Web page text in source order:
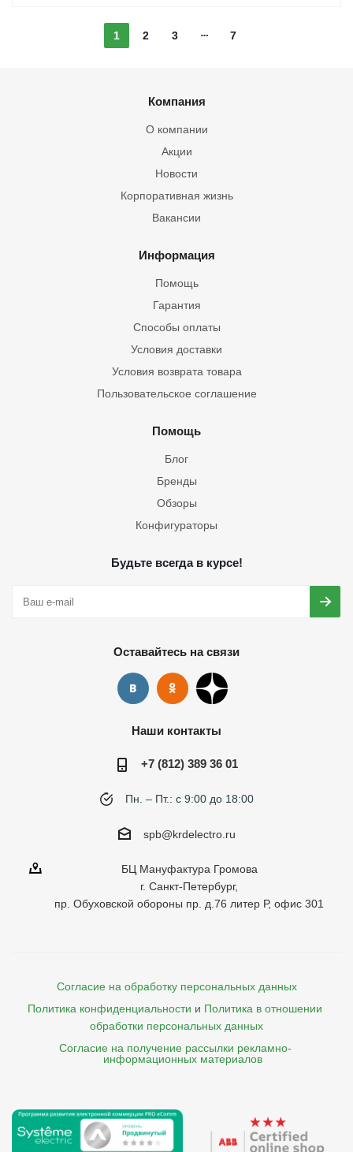
1 2 3 7
Компания
О компании
Акции
Новости
Корпоративная жизнь
Вакансии
Информация
Помощь
Гарантия
Способы оплаты
Условия доставки
Условия возврата товара
Пользовательское соглашение
Помощь
Блог
Бренды
Обзоры
Конфигураторы
Будьте всегда в курсе!
Оставайтесь на связи
Наши контакты
+7 (812) 389 36 01
Пн. – Пт.: с 9:00 до 18:00
spb@krdelectro.ru
БЦ Мануфактура Громова
г. Санкт-Петербург,
пр. Обуховской обороны пр. д.76 литер Р, офис 301
Согласие на обработку персональных данных
Политика конфиденциальности и Политика в отношении
обработки персональных данных
Согласие на получение рассылки рекламно-
    информационных материалов